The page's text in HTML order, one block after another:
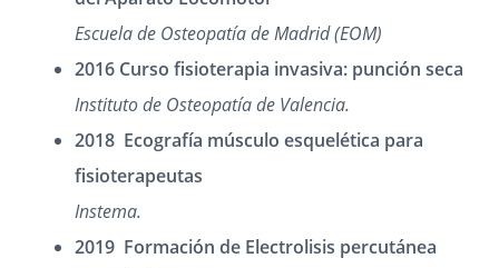
Escuela de Osteopatía de Madrid (EOM)
2016 Curso fisioterapia invasiva: punción seca
Instituto de Osteopatía de Valencia.
2018 Ecografía músculo esquelética para
fisioterapeutas
Instema.
2019 Formación de Electrolisis percutánea